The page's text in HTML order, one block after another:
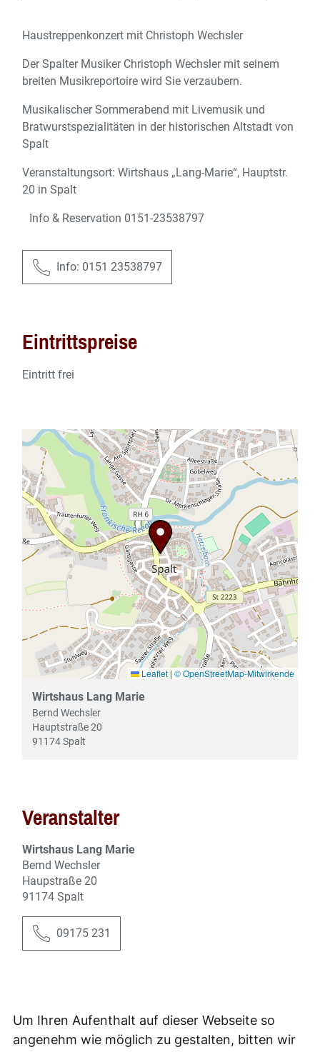
Um Ihren Aufenthalt auf dieser Webseite so
angenehm wie möglich zu gestalten, bitten wir